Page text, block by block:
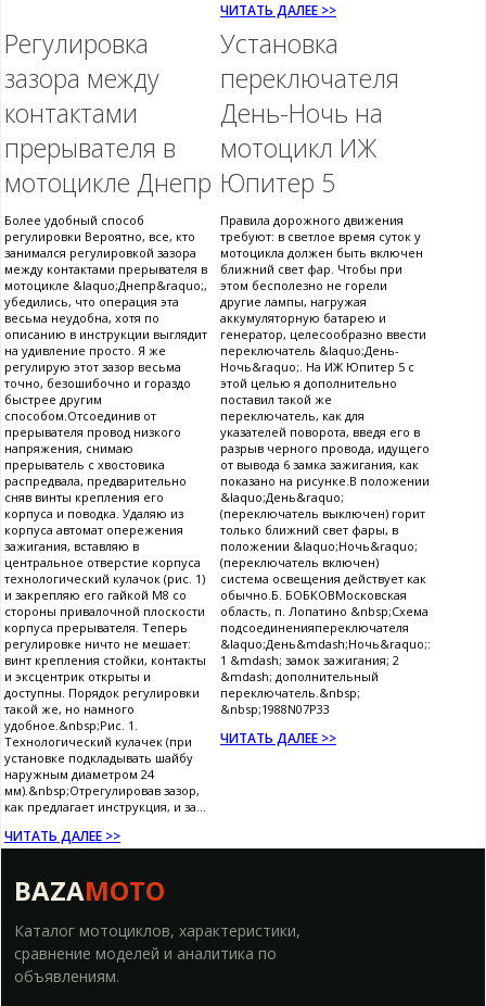
ЧИТАТЬ ДАЛЕЕ >>
Регулировка
зазора между
контактами
прерывателя в
мотоцикле Днепр
Более удобный способ
регулировки Вероятно, все, кто
занимался регулировкой зазора
между контактами прерывателя в
мотоцикле &laquo;Днепр&raquo;,
убедились, что операция эта
весьма неудобна, хотя по
описанию в инструкции выглядит
на удивление просто. Я же
регулирую этот зазор весьма
точно, безошибочно и гораздо
быстрее другим
способом.Отсоединив от
прерывателя провод низкого
напряжения, снимаю
прерыватель с хвостовика
распредвала, предварительно
сняв винты крепления его
корпуса и поводка. Удаляю из
корпуса автомат опережения
зажигания, вставляю в
центральное отверстие корпуса
технологический кулачок (рис. 1)
и закрепляю его гайкой М8 со
стороны привалочной плоскости
корпуса прерывателя. Теперь
регулировке ничто не мешает:
винт крепления стойки, контакты
и эксцентрик открыты и
доступны. Порядок регулировки
такой же, но намного
удобное.&nbsp;Рис. 1.
Технологический кулачек (при
установке подкладывать шайбу
наружным диаметром 24
мм).&nbsp;Отрегулировав зазор,
как предлагает инструкция, и за...
ЧИТАТЬ ДАЛЕЕ >>
Установка
переключателя
День-Ночь на
мотоцикл ИЖ
Юпитер 5
Правила дорожного движения
требуют: в светлое время суток у
мотоцикла должен быть включен
ближний свет фар. Чтобы при
этом бесполезно не горели
другие лампы, нагружая
аккумуляторную батарею и
генератор, целесообразно ввести
переключатель &laquo;День-
Ночь&raquo;. На ИЖ Юпитер 5 с
этой целью я дополнительно
поставил такой же
переключатель, как для
указателей поворота, введя его в
разрыв черного провода, идущего
от вывода 6 замка зажигания, как
показано на рисунке.В положении
&laquo;День&raquo;
(переключатель выключен) горит
только ближний свет фары, в
положении &laquo;Ночь&raquo;
(переключатель включен)
система освещения действует как
обычно.Б. БОБКОВМосковская
область, п. Лопатино &nbsp;Схема
подсоединенияпереключателя
&laquo;День&mdash;Ночь&raquo;:
1 &mdash; замок зажигания; 2
&mdash; дополнительный
переключатель.&nbsp;
&nbsp;1988N07P33
ЧИТАТЬ ДАЛЕЕ >>
BAZAMOTO
Каталог мотоциклов, характеристики,
сравнение моделей и аналитика по
объявлениям.